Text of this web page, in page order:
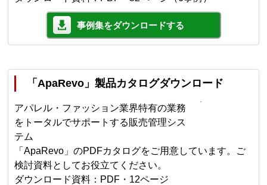
事例集をダウンロードする
「ApaRevo」製品カタログダウンロード
アパレル・ファッション業界特有の業務
をトータルでサポートする販売管理シス
テム
「ApaRevo」のPDFカタログをご用意しています。ご
検討資料としてお役立てください。
ダウンロード資料：PDF・12ページ